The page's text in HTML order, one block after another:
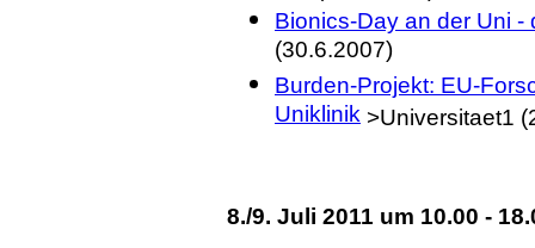
Bionics-Day an der Uni -
(30.6.2007)
Burden-Projekt: EU-
Uniklinik >Universitaet1
8./9. Juli 2011 um 10.00 -